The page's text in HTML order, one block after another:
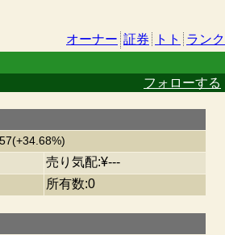
オーナー 証券 トト
ランク
フォローする
売り気配:¥---
所有数:0